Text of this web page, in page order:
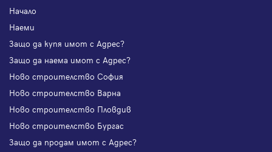
Начало
Наеми
Защо да купя имот с Адрес?
Защо да наема имот с Адрес?
Ново строителство София
Ново строителство Варна
Ново строителство Пловдив
Ново строителство Бургас
Защо да продам имот с Адрес?